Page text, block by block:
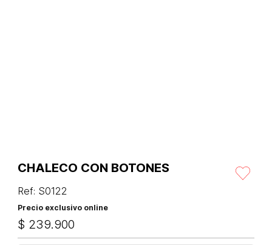
CHALECO CON BOTONES
Ref: S0122
Precio exclusivo online
$ 239.900